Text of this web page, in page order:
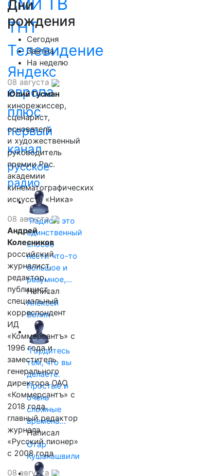
СМИ
ТНТ
Телевидение
Яндекс
европа
плюс
первый
канал
русское
радио
"Радио - это
единственный
способ
нести что-то
большое и
разумное,…
Написал
Алексей
Волин
"Гордитесь
тем, что вы
делаете.
Простые и
очень
сложные
времена…
Написал
Отар
Кушанашвили
Дни
рождения
Сегодня
Завтра
На неделю
08 августа
Юлий Гусман
кинорежиссер,
сценарист,
основатель
и художественный
руководитель
премии Рос.
академии
кинематографических
искусств «Ника»
08 августа
Андрей
Колесников
российский
журналист,
редактор,
публицист,
специальный
корреспондент
ИД
«Коммерсантъ» с
1996 года и
заместитель
генерального
директора ОАО
«Коммерсантъ» с
2018 года,
главный редактор
журнала
«Русский пионер»
с 2008 года
08 августа